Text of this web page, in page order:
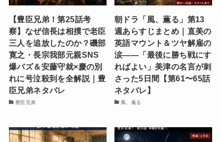
【豊臣兄弟！第25話考
察】なぜ信長は相撲で老臣
三人を追放したのか？磯部
寛之・長宗我部元親SNS
爆バズ＆安藤守就×慶の別
れに号泣殺到を全解説｜豊
臣兄弟ネタバレ
豊臣兄弟
朝ドラ「風、薫る」第13
週あらすじまとめ｜直美の
英語マウント＆ツヤ解雇の
涙——「最後に勝ち戦にす
ればよい」美津の名言が刺
さった5日間【第61〜65話
ネタバレ】
風、薫る